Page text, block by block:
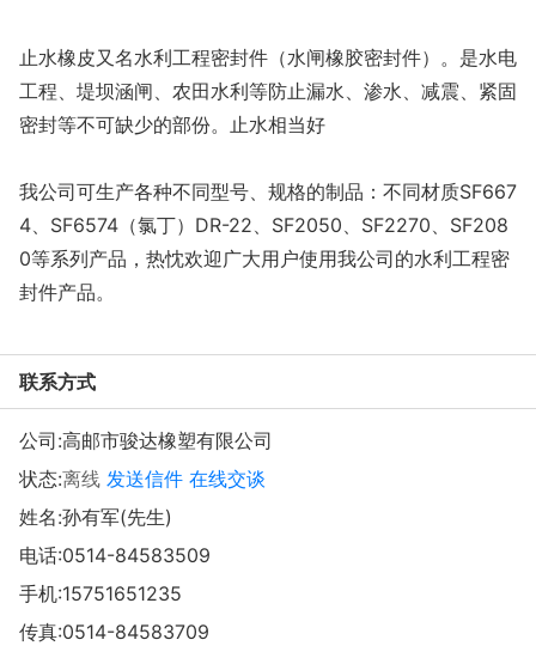
止水橡皮又名水利工程密封件（水闸橡胶密封件）。是水电
工程、堤坝涵闸、农田水利等防止漏水、渗水、减震、紧固
密封等不可缺少的部份。止水相当好
我公司可生产各种不同型号、规格的制品：不同材质SF667
4、SF6574（氯丁）DR-22、SF2050、SF2270、SF208
0等系列产品，热忱欢迎广大用户使用我公司的水利工程密
封件产品。
联系方式
公司:高邮市骏达橡塑有限公司
状态:离线 发送信件 在线交谈
姓名:孙有军(先生)
电话:0514-84583509
手机:15751651235
传真:0514-84583709